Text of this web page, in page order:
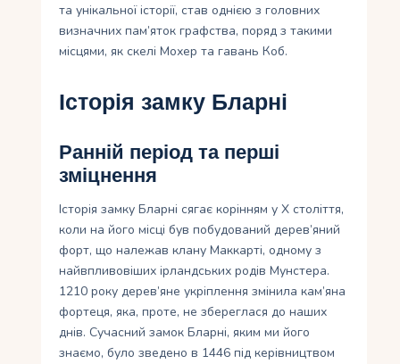
та унікальної історії, став однією з головних
визначних пам’яток графства, поряд з такими
місцями, як скелі Мохер та гавань Коб.
Історія замку Бларні
Ранній період та перші
зміцнення
Історія замку Бларні сягає корінням у X століття,
коли на його місці був побудований дерев’яний
форт, що належав клану Маккарті, одному з
найвпливовіших ірландських родів Мунстера.
1210 року дерев’яне укріплення змінила кам’яна
фортеця, яка, проте, не збереглася до наших
днів. Сучасний замок Бларні, яким ми його
знаємо, було зведено в 1446 під керівництвом